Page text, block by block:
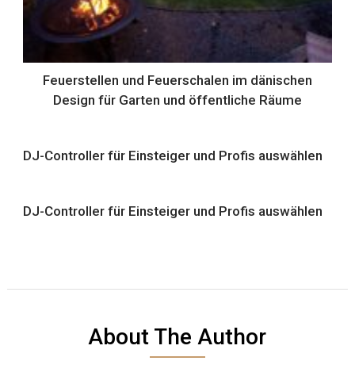
Feuerstellen und Feuerschalen im dänischen
Design für Garten und öffentliche Räume
DJ-Controller für Einsteiger und Profis auswählen
DJ-Controller für Einsteiger und Profis auswählen
About The Author